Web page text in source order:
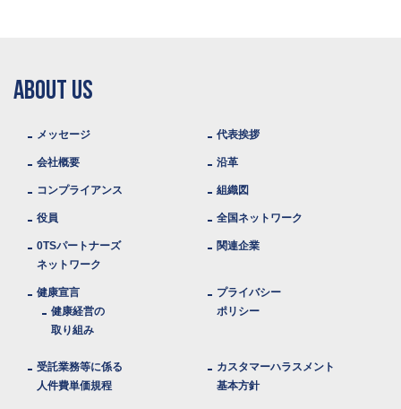
ABOUT US
メッセージ 代表挨拶
会社概要 沿革
コンプライアンス 組織図
役員 全国ネットワーク
0TSパートナーズ
ネットワーク
関連企業
健康宣言
健康経営の
取り組み
プライバシー
ポリシー
受託業務等に係る
人件費単価規程
カスタマーハラスメント
基本方針